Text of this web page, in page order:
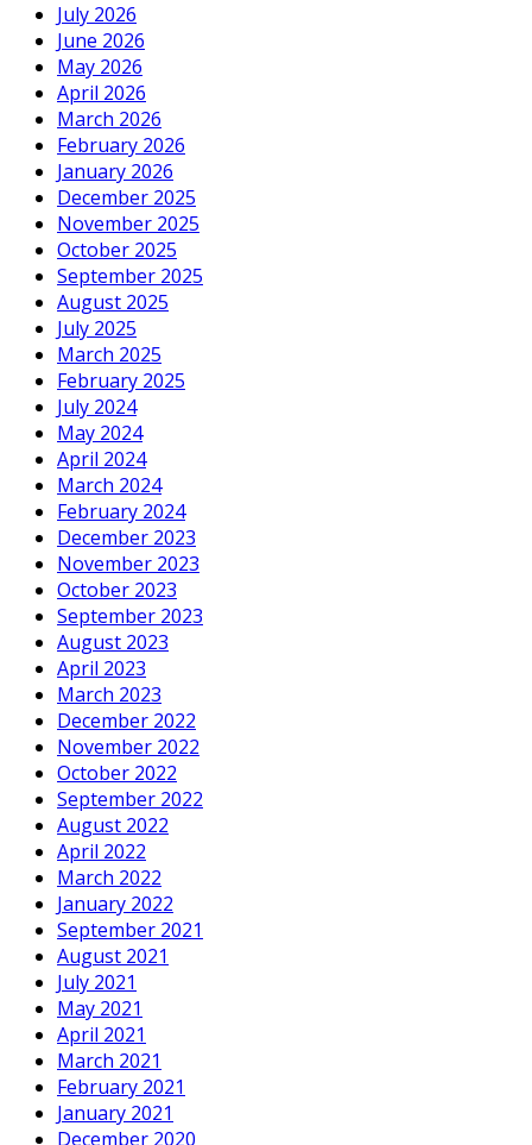
July 2026
June 2026
May 2026
April 2026
March 2026
February 2026
January 2026
December 2025
November 2025
October 2025
September 2025
August 2025
July 2025
March 2025
February 2025
July 2024
May 2024
April 2024
March 2024
February 2024
December 2023
November 2023
October 2023
September 2023
August 2023
April 2023
March 2023
December 2022
November 2022
October 2022
September 2022
August 2022
April 2022
March 2022
January 2022
September 2021
August 2021
July 2021
May 2021
April 2021
March 2021
February 2021
January 2021
December 2020